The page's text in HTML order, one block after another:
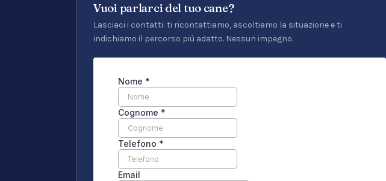
Vuoi parlarci del tuo cane?
Lasciaci i contatti: ti ricontattiamo, ascoltiamo la situazione e ti
indichiamo il percorso più adatto. Nessun impegno.